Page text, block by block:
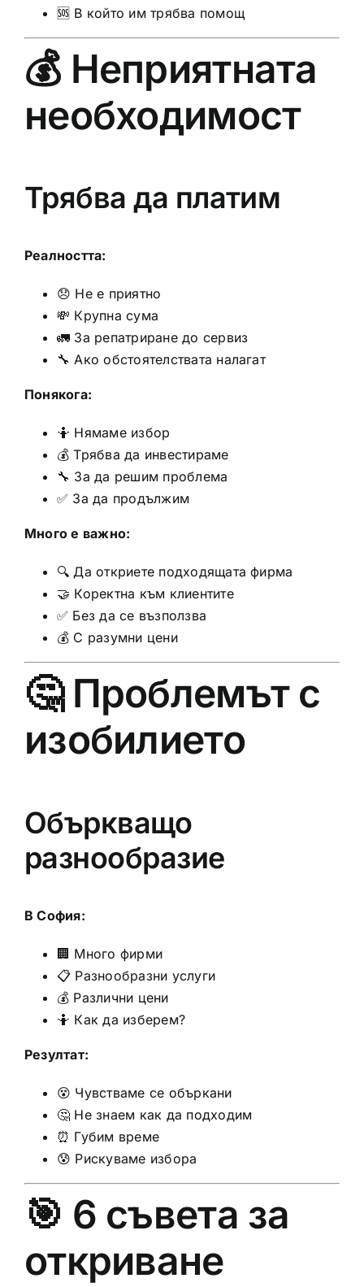
🆘 В който им трябва помощ
💰 Неприятната
необходимост
Трябва да платим
Реалността:
😞 Не е приятно
💸 Крупна сума
🚛 За репатриране до сервиз
🔧 Ако обстоятелствата налагат
Понякога:
🤷 Нямаме избор
💰 Трябва да инвестираме
🔧 За да решим проблема
✅ За да продължим
Много е важно:
🔍 Да откриете подходящата фирма
🤝 Коректна към клиентите
✅ Без да се възползва
💰 С разумни цени
🤔 Проблемът с
изобилието
Объркващо
разнообразие
В София:
🏢 Много фирми
📋 Разнообразни услуги
💰 Различни цени
🤷 Как да изберем?
Резултат:
😵 Чувстваме се объркани
🤔 Не знаем как да подходим
⏰ Губим време
😰 Рискуваме избора
🎯 6 съвета за
откриване